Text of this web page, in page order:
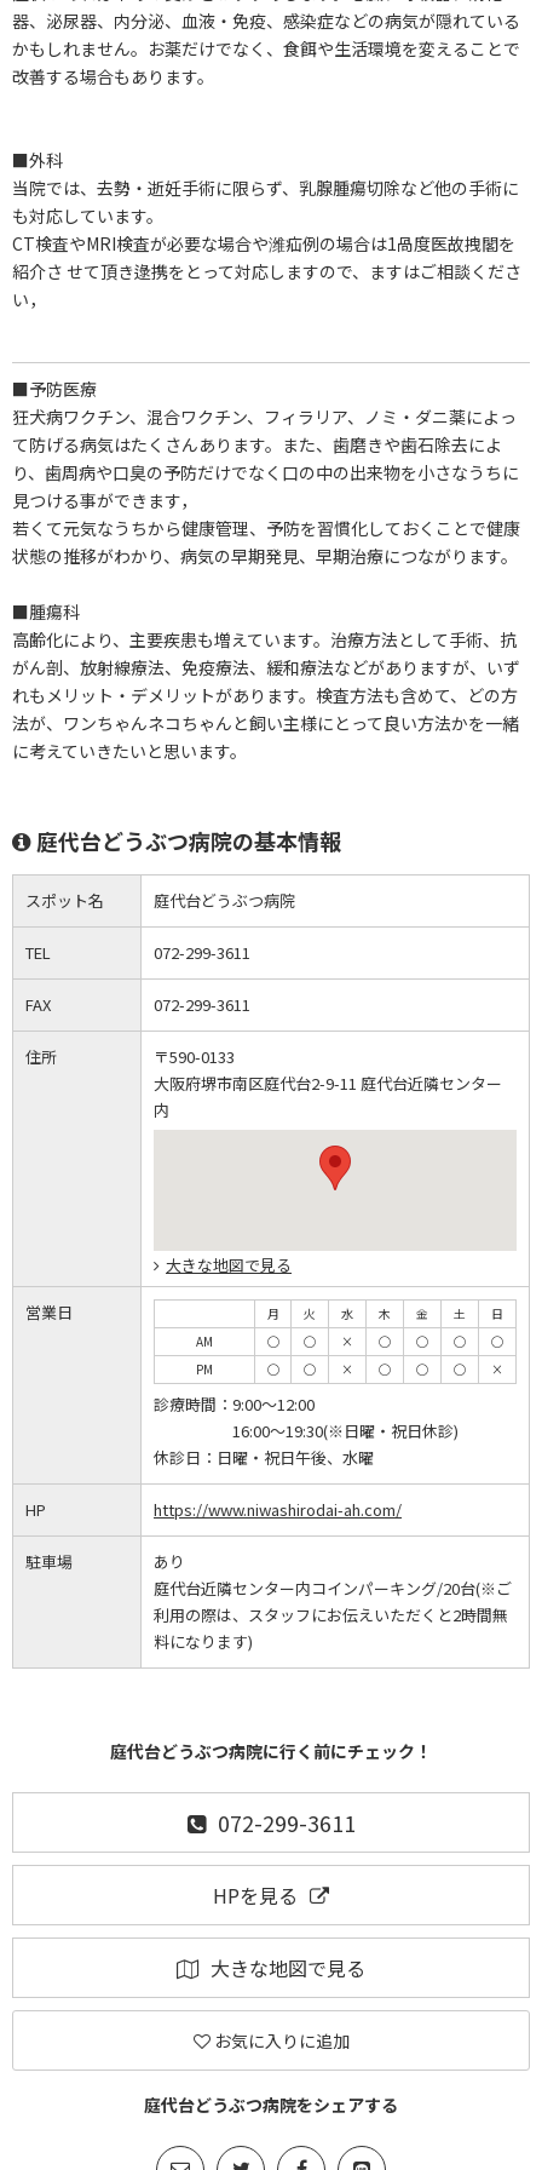
器、泌尿器、内分泌、血液・免疫、感染症などの病気が隠れている
かもしれません。お薬だけでなく、食餌や生活環境を変えることで
改善する場合もあります。
■外科
当院では、去勢・逝妊手術に限らず、乳腺腫瘍切除など他の手術に
も対応しています。
CT検査やMRI検査が必要な場合や潍疝例の場合は1咼度医故拽閣を
紹介さ せて頂き逯携をとって対応しますので、ますはご相談くださ
い，
■予防医療
狂犬病ワクチン、混合ワクチン、フィラリア、ノミ・ダニ薬によっ
て防げる病気はたくさんあります。また、歯磨きや歯石除去によ
り、歯周病や口臭の予防だけでなく口の中の出来物を小さなうちに
見つける事ができます，
若くて元気なうちから健康管理、予防を習慣化しておくことで健康
状態の推移がわかり、病気の早期発見、早期治療につながります。
■腫瘍科
高齢化により、主要疾患も増えています。治療方法として手術、抗
がん剖、放射線療法、免疫療法、緩和療法などがありますが、いず
れもメリット・デメリットがあります。検査方法も含めて、どの方
法が、ワンちゃんネコちゃんと飼い主様にとって良い方法かを一緒
に考えていきたいと思います。
庭代台どうぶつ病院の基本情報
スポット名 庭代台どうぶつ病院
TEL 072-299-3611
FAX 072-299-3611
住所
〒590-0133
大阪府堺市南区庭代台2-9-11 庭代台近隣センター
内
大きな地図で見る
営業日 月 火 水 木 金 土
日
AM
◯ ◯ × ◯ ◯ ◯
◯
PM
◯ ◯ × ◯ ◯ ◯ ×
診療時間： 9:00～12:00
16:00～19:30(※日曜・祝日休診)
休診日： 日曜・祝日午後、水曜
HP https://www.niwashirodai-ah.com/
駐車場
あり
庭代台近隣センター内コインパーキング/20台(※ご
利用の際は、スタッフにお伝えいただくと2時間無
料になります)
庭代台どうぶつ病院に行く前にチェック！
072-299-3611
HPを見る
大きな地図で見る
お気に入りに追加
庭代台どうぶつ病院をシェアする